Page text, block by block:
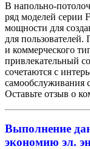
В напольно-
ряд моделей серии
мощности для
для
и коммерческого
привлекательный
сочетаются с
самообслуживания
Оставьте отзыв о
Выполнение
экономию эл.